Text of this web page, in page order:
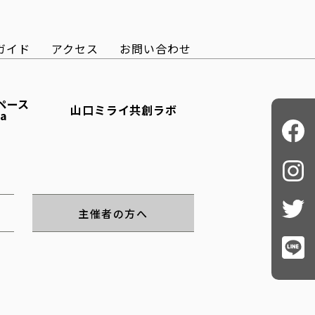
イド アクセス お問い合わせ
ース 山口ミライ共創ラボ
主催者の方へ